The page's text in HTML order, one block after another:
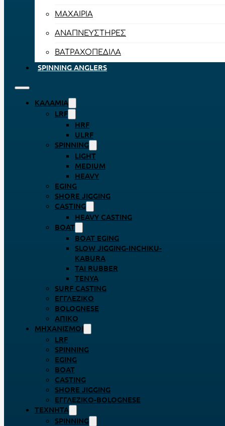
ΜΑΧΑΊΡΙΑ
ΑΝΑΠΝΕΥΣΤΉΡΕΣ
ΒΑΤΡΑΧΟΠΈΔΙΛΑ
SPINNING ANGLERS
ΚΑΛΆΜΙΑ
LRF
HRF
ULRF
SPINNING
LIGHT
MEDIUM
HEAVY
EGING
SHORE JIGGING
CASTING
HEAVY CASTING
BOAT
BOAT EGING
SLOW JIGGING-INCHIKU-
KABURA
TAI RUBBER
TENYA
SURF CASTING
ΕΓΓΛΈΖΙΚΟ
BOLOGNESE
ΑΠΊΚΟ
ΜΗΧΑΝΙΣΜΟΊ
LRF
SPINNING
EGING
BOAT
CASTING
SHORE JIGGING
ΕΓΓΛΈΖΙΚΟ-BOLOGNESE
ΤΕΧΝΗΤΆ
SPINNING